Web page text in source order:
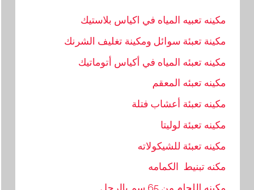
مكينه تعبيه المياه في اكياس بلاستيك
مكينة تعبئة سوائل ومكينة تغليف الشرنك
مكينه تعبئه المياه في أكياس أتوماتيك
مكينه تعبئه المعقم
مكينه تعبئة أعشاب فتلة
مكينه تعبئة لوليتا
مكينه تعبئة للشيكولاته
مكنه تبنيط الكمامه